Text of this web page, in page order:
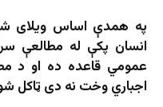
په همدې اساس
انسان پکې له مطالعې
عمومي قاعده ده او د
اجباري وخت نه دی ټاکل